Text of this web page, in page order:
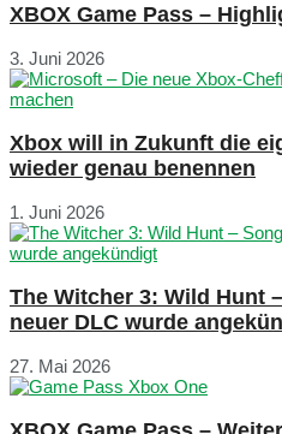
XBOX Game Pass –
3. Juni 2026
Xbox will in Zukunft die
wieder genau benennen
1. Juni 2026
The Witcher 3: Wild Hunt
neuer DLC wurde
27. Mai 2026